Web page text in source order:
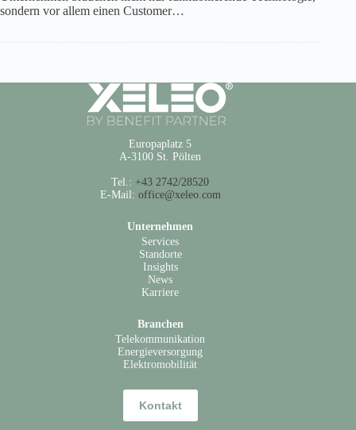
sondern vor allem einen Customer…
Europaplatz 5
A-3100 St. Pölten
Tel.: +43 2742/28520
E-Mail: office@xeleo.com
Unternehmen
Services
Standorte
Insights
News
Karriere
Branchen
Telekommunikation
Energieversorgung
Elektromobilität
Kontakt